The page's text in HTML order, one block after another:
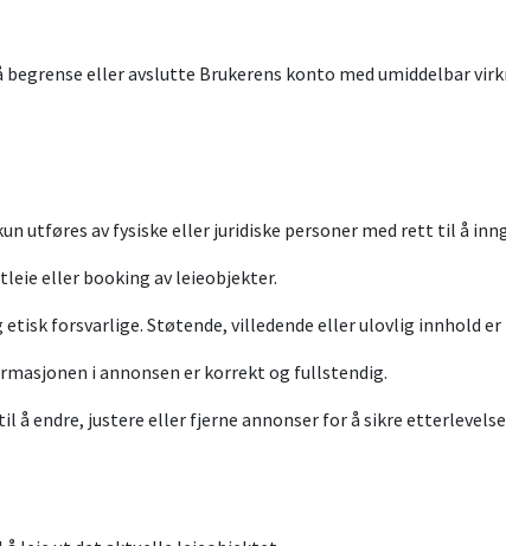
eller avslutte Brukerens konto med umiddelbar
utføres av fysiske eller juridiske personer med rett til å
eller booking av leieobjekter.
etisk forsvarlige. Støtende, villedende eller ulovlig innhold
i annonsen er korrekt og fullstendig.
å endre, justere eller fjerne annonser for å sikre etterlevelse